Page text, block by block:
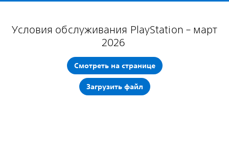
Условия обслуживания PlayStation – март
2026
Смотреть на странице
Загрузить файл